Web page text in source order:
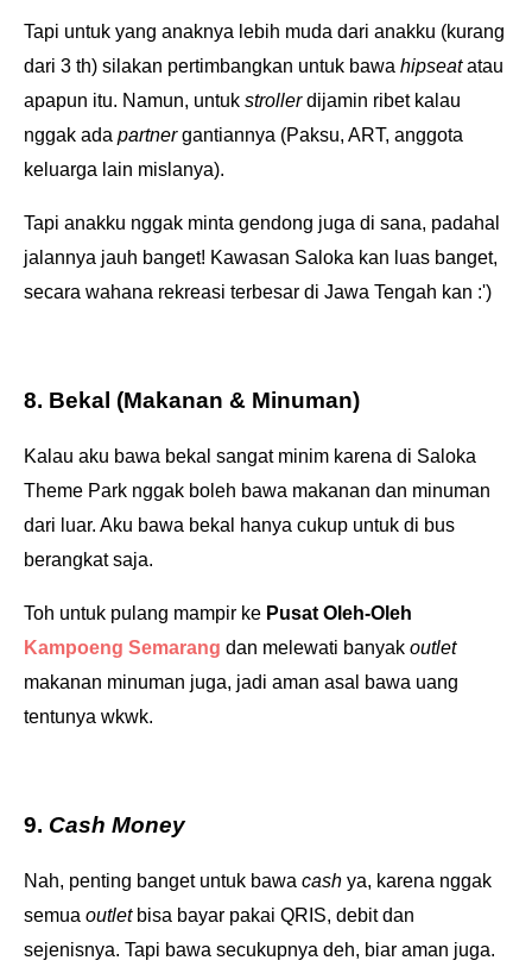
Tapi untuk yang anaknya lebih muda dari anakku (kurang
dari 3 th) silakan pertimbangkan untuk bawa hipseatatau
apapun itu. Namun, untuk strollerdijamin ribet kalau
nggak ada partnergantiannya (Paksu, ART, anggota
keluarga lain mislanya).
Tapi anakku nggak minta gendong juga di sana, padahal
jalannya jauh banget! Kawasan Saloka kan luas banget,
secara wahana rekreasi terbesar di Jawa Tengah kan :')
8. Bekal (Makanan & Minuman)
Kalau aku bawa bekal sangat minim karena di Saloka
Theme Park nggak boleh bawa makanan dan minuman
dari luar. Aku bawa bekal hanya cukup untuk di bus
berangkat saja.
Toh untuk pulang mampir ke Pusat Oleh-Oleh
Kampoeng Semarang dan melewati banyak outlet
makanan minuman juga, jadi aman asal bawa uang
tentunya wkwk.
9. Cash Money
Nah, penting banget untuk bawa cash ya, karena nggak
semua outlet bisa bayar pakai QRIS, debit dan
sejenisnya. Tapi bawa secukupnya deh, biar aman juga.